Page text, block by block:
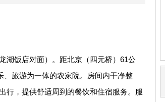
饭店对面）。距北京（四元桥）61公
、旅游为一体的农家院。房间内干净整
行，提供舒适周到的餐饮和住宿服务。服